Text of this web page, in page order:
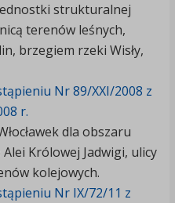
strukturalnej
terenów leśnych,
brzegiem rzeki Wisły,
Nr 89/XXI/2008 z
r.
dla obszaru
Królowej Jadwigi, ulicy
kolejowych.
Nr IX/72/11 z